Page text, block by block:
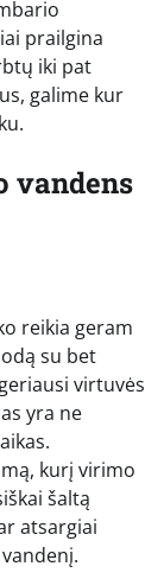
prailgina
iki pat
galime kur
vandens
reikia geram
su bet
virtuvės
yra ne
kurį virimo
šaltą
atsargiai